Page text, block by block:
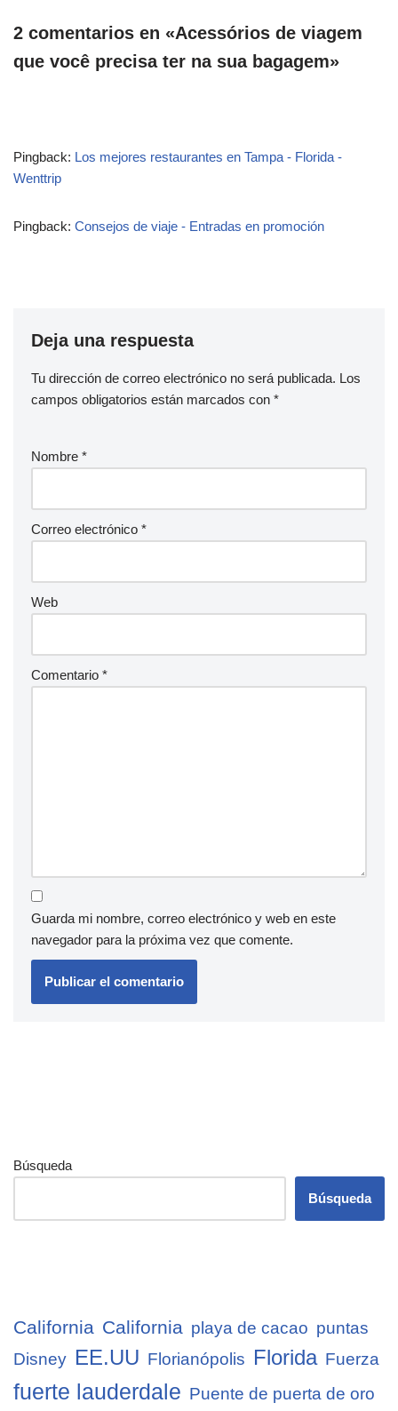
2 comentarios en «Acessórios de viagem
que você precisa ter na sua bagagem»
Pingback: Los mejores restaurantes en Tampa - Florida -
Wenttrip
Pingback: Consejos de viaje - Entradas en promoción
Deja una respuesta
Tu dirección de correo electrónico no será publicada. Los
campos obligatorios están marcados con *
Nombre *
Correo electrónico *
Web
Comentario *
Guarda mi nombre, correo electrónico y web en este
navegador para la próxima vez que comente.
Búsqueda
Búsqueda
California California playa de cacao puntas
Disney EE.UU Florianópolis Florida Fuerza
fuerte lauderdale Puente de puerta de oro